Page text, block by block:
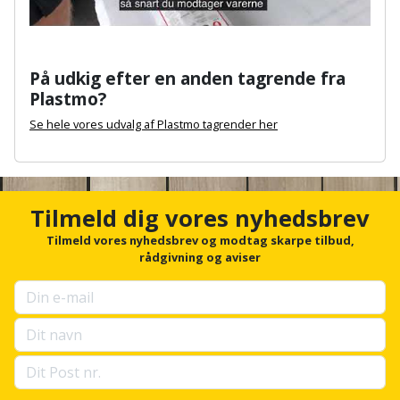
Slibemaskine
Sømpistoltilbehør
Stiftepistol
Stiksav
Støvblæser
Støvsugertilbehør
Varmepumpeskjuler
Velux
gardin
På udkig efter en anden tagrende fra
Plastmo?
Se hele vores udvalg af Plastmo tagrender her
c
r
u
s
e
l
l
Tilmeld dig vores nyhedsbrev
Tilmeld vores nyhedsbrev og modtag skarpe tilbud,
rådgivning og aviser